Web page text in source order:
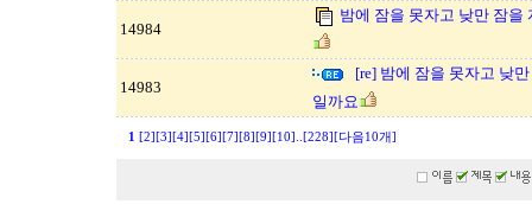
14984
밤에 잠을 못자고 낮만 잠을
14983
[re] 밤에 잠을 못자고 낮
일까요
1 [2] [3] [4] [5] [6] [7] [8] [9] [10] [228] [다음10개]